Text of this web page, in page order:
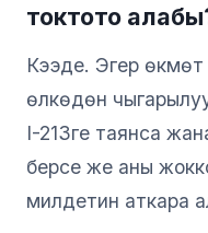
токтото
Кээде. Эгер
өлкөдөн
I-213ге таянса
берсе же аны
милдетин аткара